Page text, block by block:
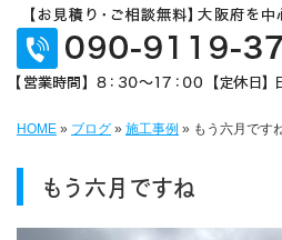
HOME » ブログ » 施工事例 » もう六月です
もう六月ですね